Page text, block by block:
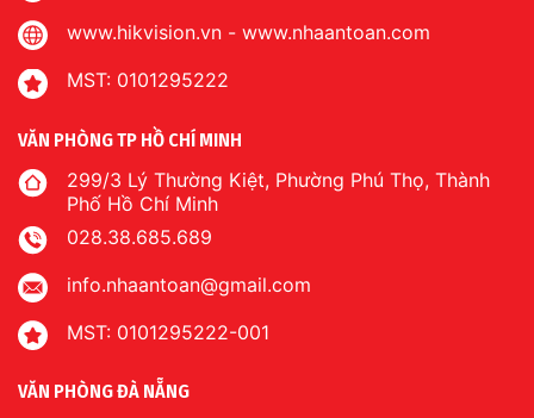
www.hikvision.vn - www.nhaantoan.com
MST: 0101295222
VĂN PHÒNG TP HỒ CHÍ MINH
299/3 Lý Thường Kiệt, Phường Phú Thọ, Thành
Phố Hồ Chí Minh
028.38.685.689
info.nhaantoan@gmail.com
MST: 0101295222-001
VĂN PHÒNG ĐÀ NẴNG